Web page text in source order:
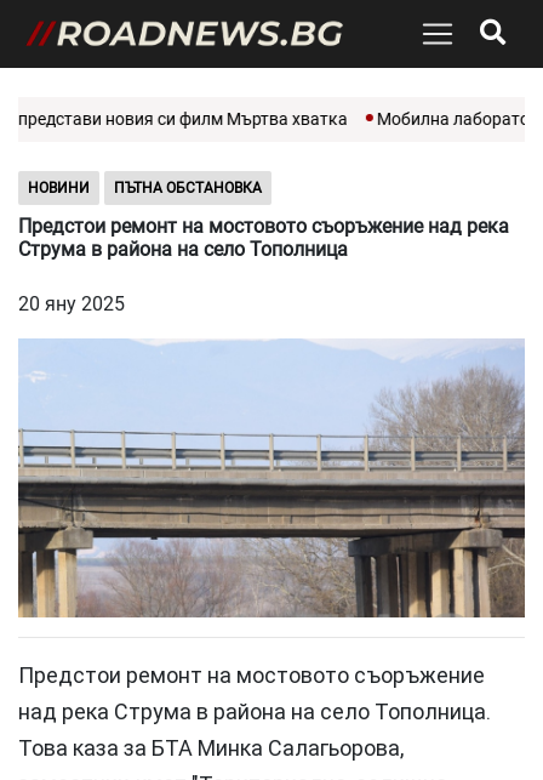
новия си филм Мъртва хватка Мобилна
НОВИНИ ПЪТНА ОБСТАНОВКА
Предстои ремонт на мостовото съоръжение над река
Струма в района на село Тополница
20 яну 2025
Предстои ремонт на мостовото съоръжение
над река Струма в района на село Тополница.
Това каза за БТА Минка Салагьорова,